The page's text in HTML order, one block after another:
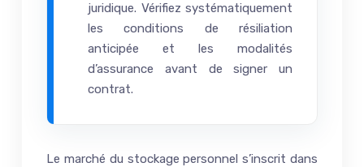
juridique. Vérifiez systématiquement
les conditions de résiliation
anticipée et les modalités
d’assurance avant de signer un
contrat.
Le marché du stockage personnel s’inscrit dans